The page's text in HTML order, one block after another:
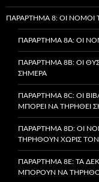
ΠΑΡΆΡΤΗΜΑ 8: ΟΙ
ΠΑΡΆΡΤΗΜΑ 8A: ΟΙ
ΠΑΡΆΡΤΗΜΑ 8B: ΟΙ
ΣΉΜΕΡΑ
ΠΑΡΆΡΤΗΜΑ 8C: ΟΙ
ΜΠΟΡΕΊ ΝΑ ΤΗΡΗΘΕΊ
ΠΑΡΆΡΤΗΜΑ 8D: ΟΙ
ΤΗΡΗΘΟΎΝ ΧΩΡΊΣ
ΠΑΡΆΡΤΗΜΑ 8E: ΤΑ
ΜΠΟΡΟΎΝ ΝΑ